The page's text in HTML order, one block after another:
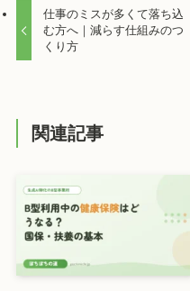
仕事のミスが多くて落ち込
む方へ｜減らす仕組みのつ
くり方
関連記事